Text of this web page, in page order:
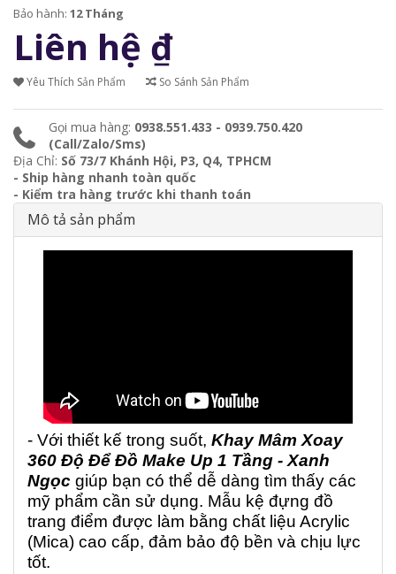
Bảo hành: 12 Tháng
Liên hệ ₫
Yêu Thích Sản Phẩm So Sánh Sản Phẩm
Gọi mua hàng: 0938.551.433 - 0939.750.420
(Call/Zalo/Sms)
Địa Chỉ: Số 73/7 Khánh Hội, P3, Q4, TPHCM
- Ship hàng nhanh toàn quốc
- Kiểm tra hàng trước khi thanh toán
Mô tả sản phẩm
- Với thiết kế trong suốt, Khay Mâm Xoay
360 Độ Để Đồ Make Up 1 Tầng - Xanh
Ngọc giúp bạn có thể dễ dàng tìm thấy các
mỹ phẩm cần sử dụng. Mẫu kệ đựng đồ
trang điểm được làm bằng chất liệu Acrylic
(Mica) cao cấp, đảm bảo độ bền và chịu lực
tốt.